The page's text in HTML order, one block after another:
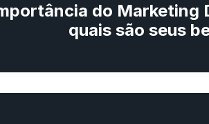
do Marketing
quais são seus